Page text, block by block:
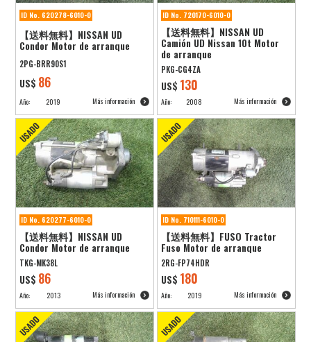
ID No. 620278-6010-0
【送料無料】NISSAN UD
Condor Motor de arranque
2PG-BRR90S1
US$ 86
Año: 2019 Más información
ID No. 720170-6010-0
【送料無料】NISSAN UD
Camión UD Nissan 10t Motor
de arranque
PKG-CG4ZA
US$ 130
Año: 2008 Más información
ID No. 620277-6010-0
【送料無料】NISSAN UD
Condor Motor de arranque
TKG-MK38L
US$ 86
Año: 2013 Más información
ID No. 710111-6010-0
【送料無料】FUSO Tractor
Fuso Motor de arranque
2RG-FP74HDR
US$ 180
Año: 2019 Más información